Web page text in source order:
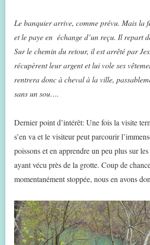
Le banquier arrive, comme prévu. Mais la
et le paye en échange d’un reçu. Il repart
Sur le chemin du retour, il est arrêté par
récupèrent leur argent et lui vole ses
rentrera donc à cheval à la ville,
sans un sou….
Dernier point d’intérêt: Une fois la visite
s’en va et le visiteur peut parcourir
poissons et en apprendre un peu plus sur
ayant vécu près de la grotte. Coup de
momentanément stoppée, nous en avons